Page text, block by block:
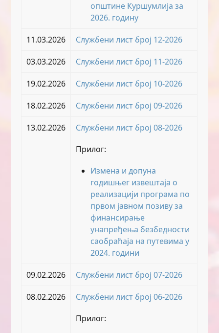
општине Куршумлија за
2026. годину
11.03.2026 Службени лист број 12-2026
03.03.2026 Службени лист број 11-2026
19.02.2026 Службени лист број 10-2026
18.02.2026 Службени лист број 09-2026
13.02.2026
Службени лист број 08-2026
Прилог:
Измена и допуна
годишњег извештаја о
реализацији програма по
првом јавном позиву за
финансирање
унапређења безбедности
саобраћаја на путевима у
2024. години
09.02.2026 Службени лист број 07-2026
08.02.2026
Службени лист број 06-2026
Прилог: